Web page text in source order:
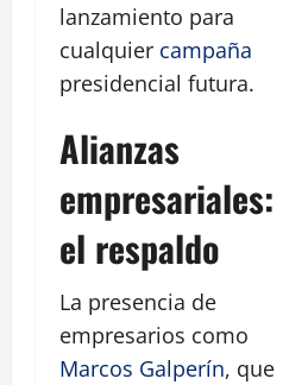
lanzamiento para
cualquier campaña
presidencial futura.
Alianzas
empresariales:
el respaldo
La presencia de
empresarios como
Marcos Galperín, que